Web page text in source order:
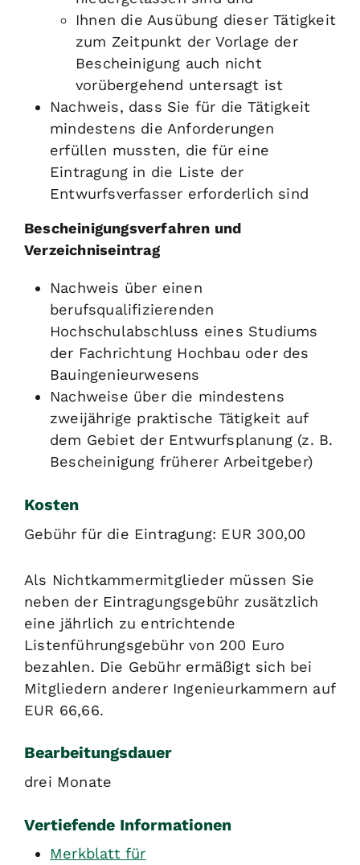
Ihnen die Ausübung dieser Tätigkeit
zum Zeitpunkt der Vorlage der
Bescheinigung auch nicht
vorübergehend untersagt ist
Nachweis, dass Sie für die Tätigkeit
mindestens die Anforderungen
erfüllen mussten, die für eine
Eintragung in die Liste der
Entwurfsverfasser erforderlich sind
Bescheinigungsverfahren und
Verzeichniseintrag
Nachweis über einen
berufsqualifizierenden
Hochschulabschluss eines Studiums
der Fachrichtung Hochbau oder des
Bauingenieurwesens
Nachweise über die mindestens
zweijährige praktische Tätigkeit auf
dem Gebiet der Entwurfsplanung (z. B.
Bescheinigung früherer Arbeitgeber)
Kosten
Gebühr für die Eintragung: EUR 300,00
Als Nichtkammermitglieder müssen Sie
neben der Eintragungsgebühr zusätzlich
eine jährlich zu entrichtende
Listenführungsgebühr von 200 Euro
bezahlen. Die Gebühr ermäßigt sich bei
Mitgliedern anderer Ingenieurkammern auf
EUR 66,66.
Bearbeitungsdauer
drei Monate
Vertiefende Informationen
Merkblatt für